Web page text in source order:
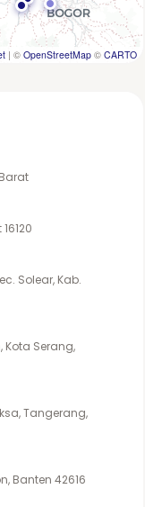
| © OpenStreetMap © CARTO
Solear, Kab.
Kota Serang,
Tangerang,
Banten 42616